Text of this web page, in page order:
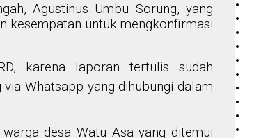
Agustinus Umbu Sorung, yang
kesempatan untuk mengkonfirmasi
karena laporan tertulis sudah
Whatsapp yang dihubungi dalam
desa Watu Asa yang ditemui